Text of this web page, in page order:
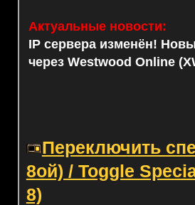
Актуальные новости:
IP сервера изменён!
через Westwood Online
Переключить
8ой) / Toggle
8)